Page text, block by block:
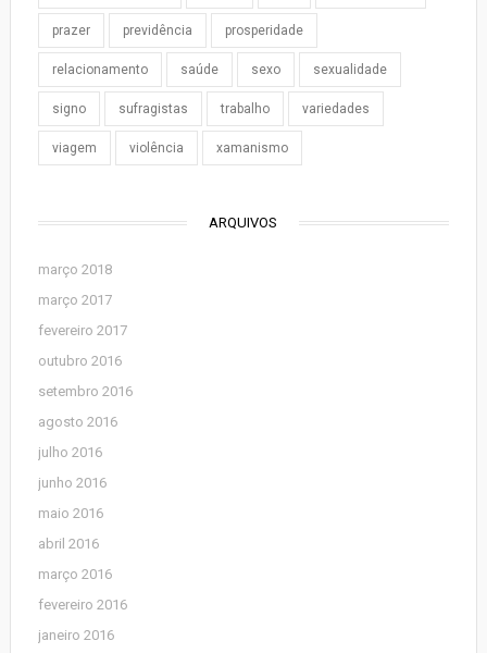
prazer previdência prosperidade
relacionamento saúde sexo sexualidade
signo sufragistas trabalho variedades
viagem violência xamanismo
ARQUIVOS
março 2018
março 2017
fevereiro 2017
outubro 2016
setembro 2016
agosto 2016
julho 2016
junho 2016
maio 2016
abril 2016
março 2016
fevereiro 2016
janeiro 2016